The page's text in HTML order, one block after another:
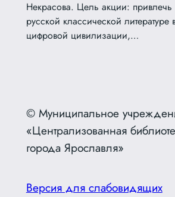
Некрасова. Цель акции:
русской классической литературе
цифровой цивилизации,…
© Муниципальное
«Централизованная
города Ярославля»
Версия для слабовидящих